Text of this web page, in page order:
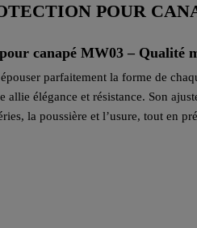
POUR
canapé MW03 – Qualité
parfaitement la forme de
allie élégance et résistance. Son
la poussière et l’usure, tout en